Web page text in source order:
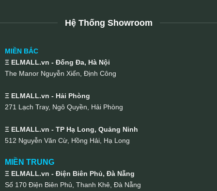
Hệ Thống Showroom
MIỀN BẮC
Ξ ELMALL.vn - Đống Đa, Hà Nội
The Manor Nguyễn Xiển, Định Công
Ξ ELMALL.vn - Hải Phòng
271 Lạch Tray, Ngô Quyền, Hải Phòng
Ξ ELMALL.vn - TP Hạ Long, Quảng Ninh
512 Nguyễn Văn Cừ, Hồng Hải, Hạ Long
MIỀN TRUNG
Ξ ELMALL.vn - Điện Biên Phủ, Đà Nẵng
Số 170 Điện Biên Phủ, Thanh Khê, Đà Nẵng